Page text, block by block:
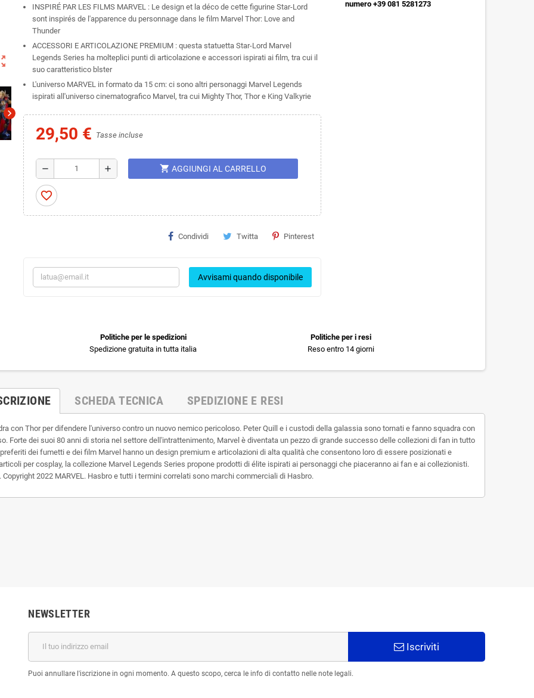
chevron_right
INSPIRÉ PAR LES FILMS MARVEL : Le design et la déco de cette figurine Star-Lord
sont inspirés de l'apparence du personnage dans le film Marvel Thor: Love and
Thunder
ACCESSORI E ARTICOLAZIONE PREMIUM : questa statuetta Star-Lord Marvel
Legends Series ha molteplici punti di articolazione e accessori ispirati ai film, tra cui il
suo caratteristico blster
L'universo MARVEL in formato da 15 cm: ci sono altri personaggi Marvel Legends
ispirati all'universo cinematografico Marvel, tra cui Mighty Thor, Thor e King Valkyrie
29,50 € Tasse incluse
remove add shopping_cart AGGIUNGI AL CARRELLO
favorite_border
Condividi Twitta Pinterest
Avvisami quando disponibile
numero +39 081 5281273
Politiche per le spedizioni
Spedizione gratuita in tutta italia
Politiche per i resi
Reso entro 14 giorni
SCHEDA TECNICA SPEDIZIONE E RESI
con Thor per difendere l'universo contro un nuovo nemico pericoloso. Peter Quill e i custodi della galassia sono tornati e fanno squadra con
Forte dei suoi 80 anni di storia nel settore dell'intrattenimento, Marvel è diventata un pezzo di grande successo delle collezioni di fan in tutto
dei fumetti e dei film Marvel hanno un design premium e articolazioni di alta qualità che consentono loro di essere posizionati e
per cosplay, la collezione Marvel Legends Series propone prodotti di élite ispirati ai personaggi che piaceranno ai fan e ai collezionisti.
2022 MARVEL. Hasbro e tutti i termini correlati sono marchi commerciali di Hasbro.
NEWSLETTER
Iscriviti
Puoi annullare l'iscrizione in ogni momento. A questo scopo, cerca le info di contatto nelle note legali.